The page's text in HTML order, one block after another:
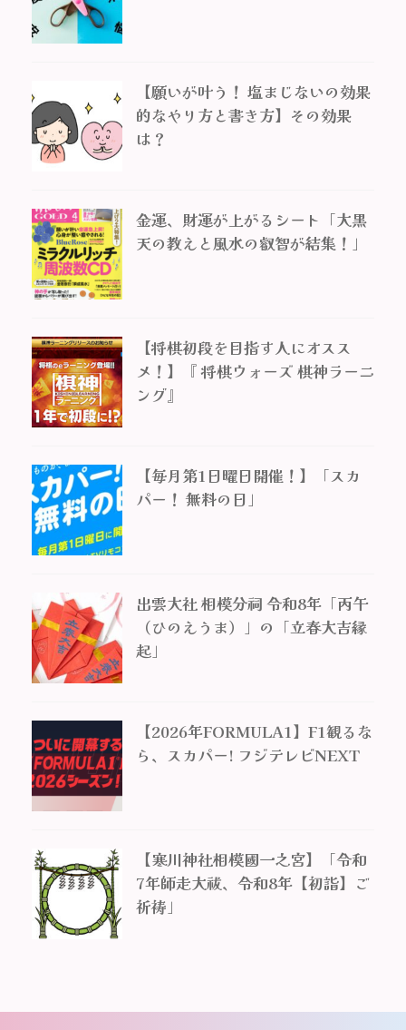
【願いが叶う！ 塩まじないの効果
的なやり方と書き方】その効果
は？
金運、財運が上がるシート「大黒
天の教えと風水の叡智が結集！」
【将棋初段を目指す人にオスス
メ！】『 将棋ウォーズ 棋神ラーニ
ング』
【毎月第1日曜日開催！】「スカ
パー！ 無料の日」
出雲大社 相模分祠 令和8年「丙午
（ひのえうま）」の「立春大吉縁
起」
【2026年FORMULA1】F1観るな
ら、スカパー! フジテレビNEXT
【寒川神社相模國一之宮】「令和
7年師走大祓、令和8年【初詣】ご
祈祷」